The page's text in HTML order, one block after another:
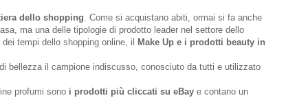
dello shopping. Come si acquistano abiti, ormai si fa anche
ma una delle tipologie di prodotto leader nel settore dello
tempi dello shopping online, il
Make Up e i prodotti beauty in
bellezza il campione indiscusso, conosciuto da tutti e utilizzato
profumi sono i prodotti più cliccati su eBay e contano un